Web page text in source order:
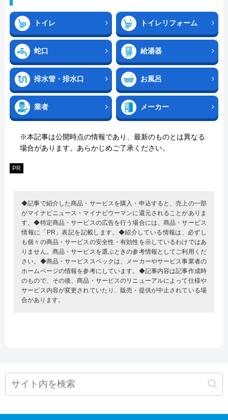
トイレ トイレリフォーム
蛇口 給湯器
排水管・排水口 お風呂
業者 メーカー
※本記事は公開時点の情報であり、最新のものとは異なる
場合があります。あらかじめご了承ください。
PR
◆記事で紹介した商品・サービスを購入・申込すると、売上の一部
がマイナビニュース・マイナビウーマンに還元されることがありま
す。◆特定商品・サービスの広告を行う場合には、商品・サービス
情報に「PR」表記を記載します。◆紹介している情報は、必ずし
も個々の商品・サービスの安全性・有効性を示しているわけではあ
りません。商品・サービスを選ぶときの参考情報としてご利用くだ
さい。◆商品・サービススペックは、メーカーやサービス事業者の
ホームページの情報を参考にしています。◆記事内容は記事作成時
のもので、その後、商品・サービスのリニューアルによって仕様や
サービス内容が変更されていたり、販売・提供が中止されている場
合があります。